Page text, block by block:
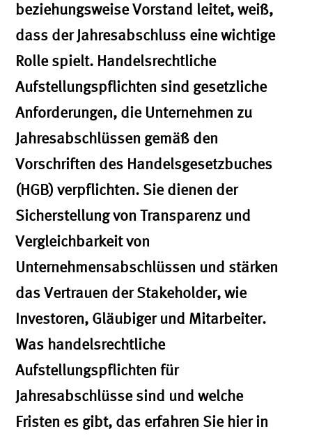
beziehungsweise Vorstand leitet, weiß,
dass der Jahresabschluss eine wichtige
Rolle spielt. Handelsrechtliche
Aufstellungspflichten sind gesetzliche
Anforderungen, die Unternehmen zu
Jahresabschlüssen gemäß den
Vorschriften des Handelsgesetzbuches
(HGB) verpflichten. Sie dienen der
Sicherstellung von Transparenz und
Vergleichbarkeit von
Unternehmensabschlüssen und stärken
das Vertrauen der Stakeholder, wie
Investoren, Gläubiger und Mitarbeiter.
Was handelsrechtliche
Aufstellungspflichten für
Jahresabschlüsse sind und welche
Fristen es gibt, das erfahren Sie hier in